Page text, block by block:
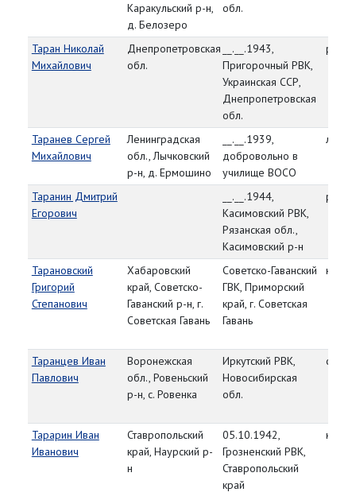
Каракульский р-н,
д. Белозеро
обл.
Таран Николай
Михайлович
Днепропетровская
обл.
__.__.1943,
Пригорочный РВК,
Украинская ССР,
Днепропетровская
обл.
Таранев Сергей
Михайлович
Ленинградская
обл., Лычковский
р-н, д. Ермошино
__.__.1939,
добровольно в
училище ВОСО
Таранин Дмитрий
Егорович
__.__.1944,
Касимовский РВК,
Рязанская обл.,
Касимовский р-н
Тарановский
Григорий
Степанович
Хабаровский
край, Советско-
Гаванский р-н, г.
Советская Гавань
Советско-Гаванский
ГВК, Приморский
край, г. Советская
Гавань
Таранцев Иван
Павлович
Воронежская
обл., Ровеньский
р-н, с. Ровенка
Иркутский РВК,
Новосибирская
обл.
Тарарин Иван
Иванович
Ставропольский
край, Наурский р-
н
05.10.1942,
Грозненский РВК,
Ставропольский
край